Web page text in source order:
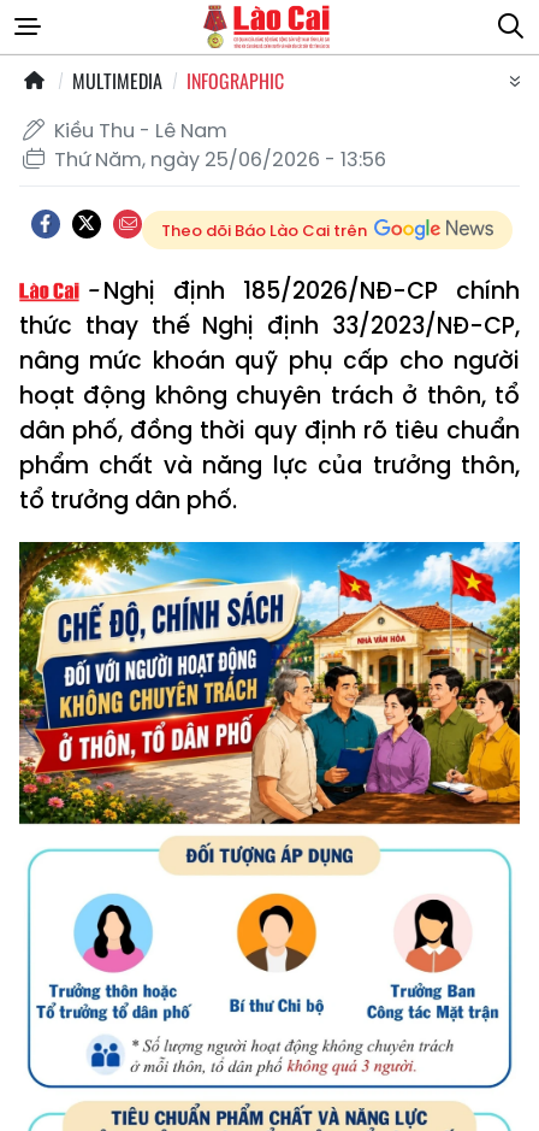
MULTIMEDIA INFOGRAPHIC
Kiều Thu - Lê Nam
Thứ Năm, ngày 25/06/2026 - 13:56
Theo dõi Báo Lào Cai trên
Nghị định 185/2026/NĐ-CP chính
thức thay thế Nghị định 33/2023/NĐ-CP,
nâng mức khoán quỹ phụ cấp cho người
hoạt động không chuyên trách ở thôn, tổ
dân phố, đồng thời quy định rõ tiêu chuẩn
phẩm chất và năng lực của trưởng thôn,
tổ trưởng dân phố.